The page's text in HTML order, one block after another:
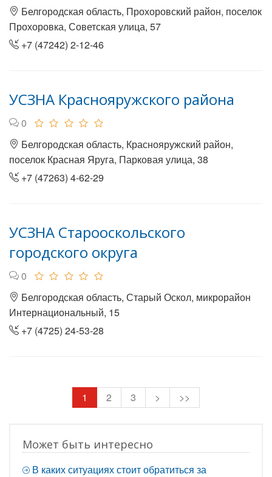
Белгородская область, Прохоровский район, поселок
Прохоровка, Советская улица, 57
+7 (47242) 2-12-46
УСЗНА Краснояружского района
0
Белгородская область, Краснояружский район,
поселок Красная Яруга, Парковая улица, 38
+7 (47263) 4-62-29
УСЗНА Старооскольского
городского округа
0
Белгородская область, Старый Оскол, микрорайон
Интернациональный, 15
+7 (4725) 24-53-28
1 2 3 > >>
Может быть интересно
В каких ситуациях стоит обратиться за